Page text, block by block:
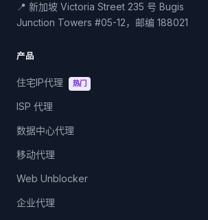
📍 新加坡 Victoria Street 235 号 Bugis
Junction Towers #05-12，邮编 188021
产品
住宅IP代理 热门
ISP 代理
数据中心代理
移动代理
Web Unblocker
企业代理